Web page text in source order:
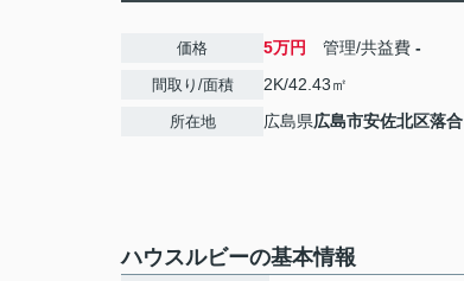
価格 5万円 管理/共益費 -
間取り/面積 2K/42.43㎡
所在地 広島県広島市安佐北区落合
ハウスルビーの基本情報